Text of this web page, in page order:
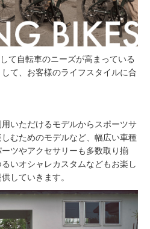
て自転車のニーズが高まっている
て、お客様のライフスタイルに合
いただけるモデルからスポーツサ
むためのモデルなど、幅広い車種
ツやアクセサリーも多数取り揃
いオシャレカスタムなどもお楽し
していきます。